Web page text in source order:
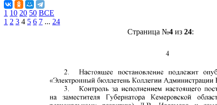
1 10 20 50 ВСЕ
1 2 3 4 5 6 7 ... 24
Страница №4из 24: